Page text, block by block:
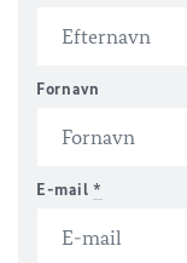
Fornavn
E-mail *